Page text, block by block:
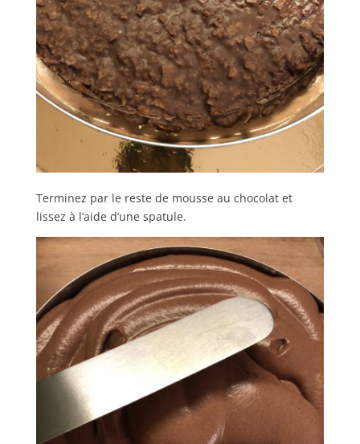
Terminez par le reste de mousse au chocolat et
lissez à l’aide d’une spatule.